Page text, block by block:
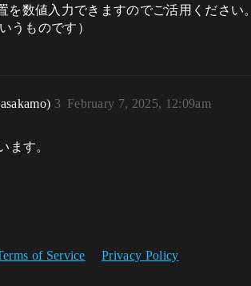
を数値入力できますのでご活用ください。
うものです）
February 7, 2025, 12:09am
3
ます。
of Service Privacy Policy